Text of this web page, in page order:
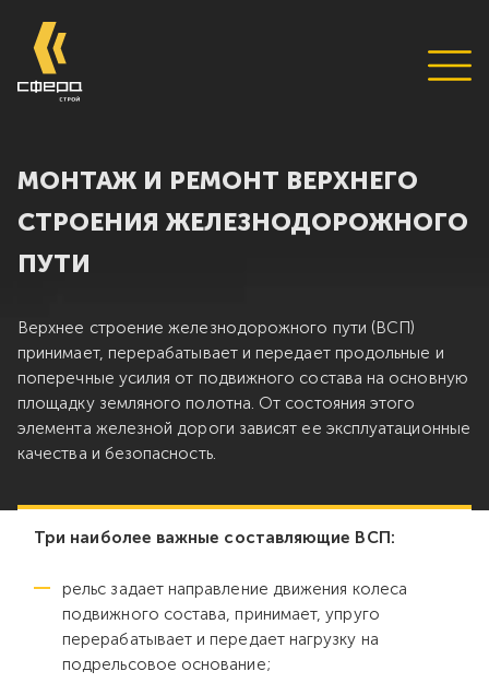
МОНТАЖ И РЕМОНТ ВЕРХНЕГО
СТРОЕНИЯ ЖЕЛЕЗНОДОРОЖНОГО
ПУТИ
Верхнее строение железнодорожного пути (ВСП)
принимает, перерабатывает и передает продольные и
поперечные усилия от подвижного состава на основную
площадку земляного полотна. От состояния этого
элемента железной дороги зависят ее эксплуатационные
качества и безопасность.
Три наиболее важные составляющие ВСП:
рельс задает направление движения колеса
подвижного состава, принимает, упруго
перерабатывает и передает нагрузку на
подрельсовое основание;